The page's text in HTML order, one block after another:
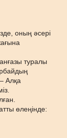
оның әсері
туралы
Алқа
өлеңінде: